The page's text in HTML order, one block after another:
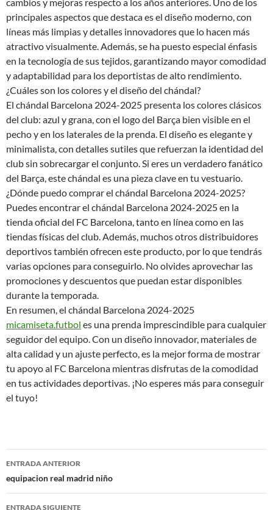
principales aspectos que destaca es el diseño moderno, con
líneas más limpias y detalles innovadores que lo hacen más
atractivo visualmente. Además, se ha puesto especial énfasis
en la tecnología de sus tejidos, garantizando mayor comodidad
y adaptabilidad para los deportistas de alto rendimiento.
¿Cuáles son los colores y el diseño del chándal?
El chándal Barcelona 2024-2025 presenta los colores clásicos
del club: azul y grana, con el logo del Barça bien visible en el
pecho y en los laterales de la prenda. El diseño es elegante y
minimalista, con detalles sutiles que refuerzan la identidad del
club sin sobrecargar el conjunto. Si eres un verdadero fanático
del Barça, este chándal es una pieza clave en tu vestuario.
¿Dónde puedo comprar el chándal Barcelona 2024-2025?
Puedes encontrar el chándal Barcelona 2024-2025 en la
tienda oficial del FC Barcelona, tanto en línea como en las
tiendas físicas del club. Además, muchos otros distribuidores
deportivos también ofrecen este producto, por lo que tendrás
varias opciones para conseguirlo. No olvides aprovechar las
promociones y descuentos que puedan estar disponibles
durante la temporada.
En resumen, el chándal Barcelona 2024-2025
micamiseta.futbol es una prenda imprescindible para cualquier
seguidor del equipo. Con un diseño innovador, materiales de
alta calidad y un ajuste perfecto, es la mejor forma de mostrar
tu apoyo al FC Barcelona mientras disfrutas de la comodidad
en tus actividades deportivas. ¡No esperes más para conseguir
el tuyo!
Navegación
de
entradas
ENTRADA ANTERIOR
equipacion real madrid niño
ENTRADA SIGUIENTE